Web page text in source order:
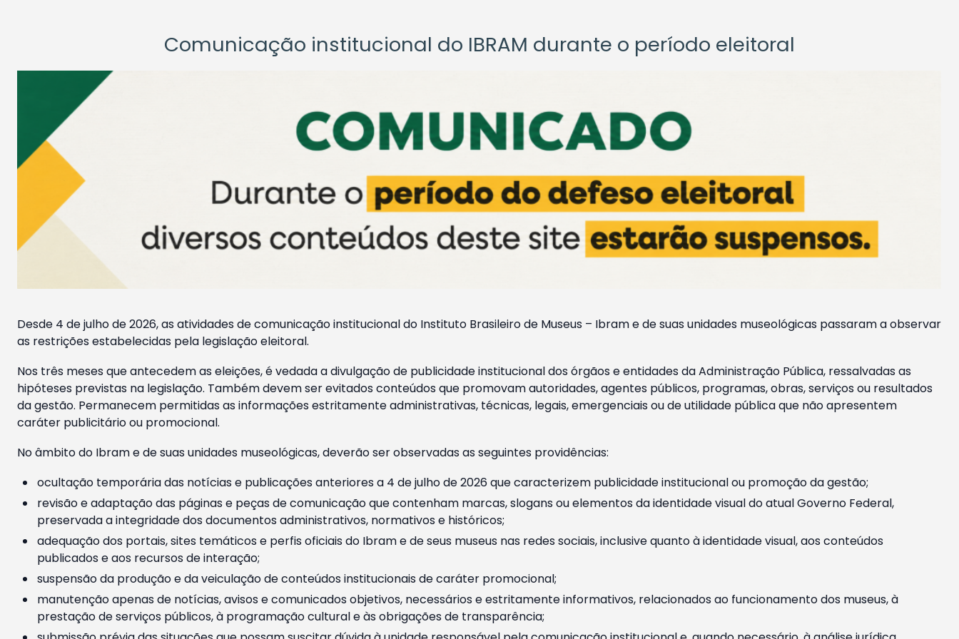
Comunicação institucional do IBRAM durante o período eleitoral
Desde 4 de julho de 2026, as atividades de comunicação institucional do Instituto Brasileiro de Museus – Ibram e de suas unidades museológicas passaram a observar
as restrições estabelecidas pela legislação eleitoral.
Nos três meses que antecedem as eleições, é vedada a divulgação de publicidade institucional dos órgãos e entidades da Administração Pública, ressalvadas as
hipóteses previstas na legislação. Também devem ser evitados conteúdos que promovam autoridades, agentes públicos, programas, obras, serviços ou resultados
da gestão. Permanecem permitidas as informações estritamente administrativas, técnicas, legais, emergenciais ou de utilidade pública que não apresentem
caráter publicitário ou promocional.
No âmbito do Ibram e de suas unidades museológicas, deverão ser observadas as seguintes providências:
ocultação temporária das notícias e publicações anteriores a 4 de julho de 2026 que caracterizem publicidade institucional ou promoção da gestão;
revisão e adaptação das páginas e peças de comunicação que contenham marcas, slogans ou elementos da identidade visual do atual Governo Federal,
preservada a integridade dos documentos administrativos, normativos e históricos;
adequação dos portais, sites temáticos e perfis oficiais do Ibram e de seus museus nas redes sociais, inclusive quanto à identidade visual, aos conteúdos
publicados e aos recursos de interação;
suspensão da produção e da veiculação de conteúdos institucionais de caráter promocional;
manutenção apenas de notícias, avisos e comunicados objetivos, necessários e estritamente informativos, relacionados ao funcionamento dos museus, à
prestação de serviços públicos, à programação cultural e às obrigações de transparência;